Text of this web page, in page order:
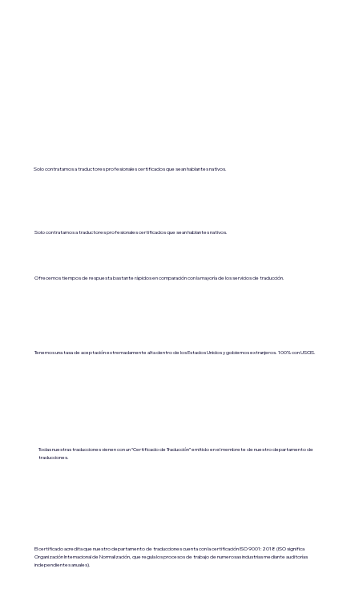
Solo contratamos a traductores profesionales certificados que sean hablantes nativos.
Solo contratamos a traductores profesionales certificados que sean hablantes nativos.
Ofrecemos tiempos de respuesta bastante rápidos en comparación con la mayoría de los servicios de traducción.
Tenemos una tasa de aceptación extremadamente alta dentro de los Estados Unidos y gobiernos extranjeros. 100% con USCIS.
Todas nuestras traducciones vienen con un “Certificado de Traducción” emitido en el membrete de nuestro departamento de
traducciones.
El certificado acredita que nuestro departamento de traducciones cuenta con la certificación ISO 9001:2018 (ISO significa
Organización Internacional de Normalización, que regula los procesos de trabajo de numerosas industrias mediante auditorías
independientes anuales).